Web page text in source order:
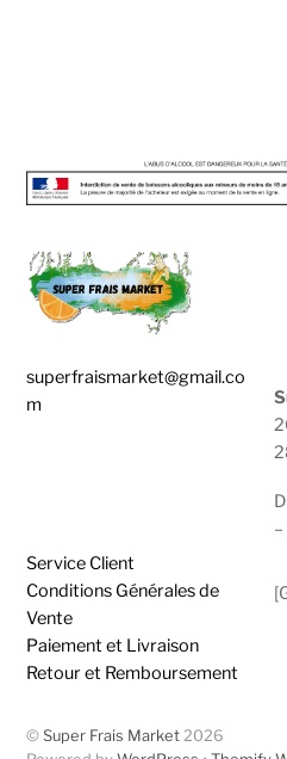
superfraismarket@gmail.co
m
Service Client
Conditions Générales de
Vente
Paiement et Livraison
Retour et Remboursement
©Super Frais Market 2026